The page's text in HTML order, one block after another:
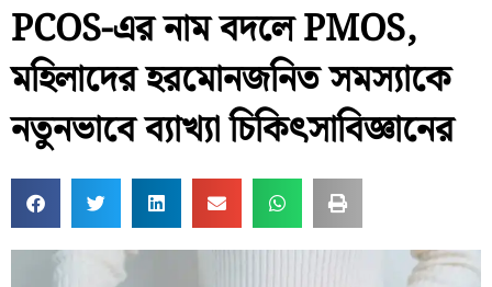
ফুল চাষ ফল চাষ মাছ চাষ উত্তর ২৪ পরগনা
PCOS-এর নাম বদলে PMOS,
মহিলাদের হরমোনজনিত সমস্যাকে
নতুনভাবে ব্যাখ্যা চিকিৎসাবিজ্ঞানের